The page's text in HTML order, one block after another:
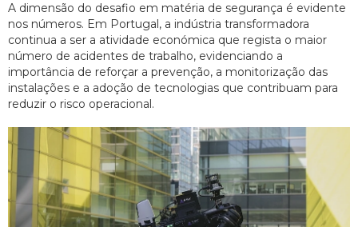
A dimensão do desafio em matéria de segurança é evidente
nos números. Em Portugal, a indústria transformadora
continua a ser a atividade económica que regista o maior
número de acidentes de trabalho, evidenciando a
importância de reforçar a prevenção, a monitorização das
instalações e a adoção de tecnologias que contribuam para
reduzir o risco operacional.